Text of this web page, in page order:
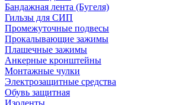
Бандажная лента (Бугеля)
Гильзы для СИП
Промежуточные подвесы
Прокалывающие зажимы
Плашечные зажимы
Анкерные кронштейны
Монтажные чулки
Электрозащитные средства
Обувь защитная
Изоленты